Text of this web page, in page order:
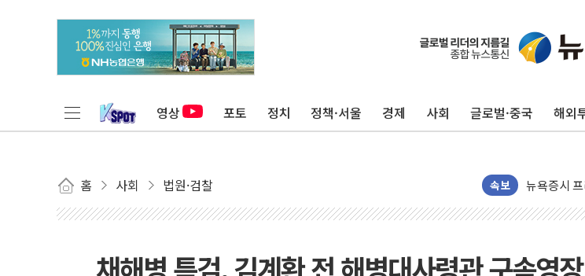
영상 포토 정치 정책·서울 경제 사회 글로벌·중국 해외
홈 사회 법원·검찰 속보
유럽증시,
리투아니
뉴욕증시
김정관 장
청와대, 북
금값 7주
러, 1인칭
채해병 특검, 김계환 전 해병대사령관 구속영